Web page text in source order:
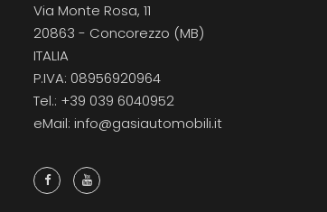
Via Monte Rosa, 11
20863 - Concorezzo (MB)
ITALIA
P.IVA: 08956920964
Tel.: +39 039 6040952
eMail: info@gasiautomobili.it